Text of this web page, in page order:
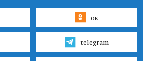
ок
telegram